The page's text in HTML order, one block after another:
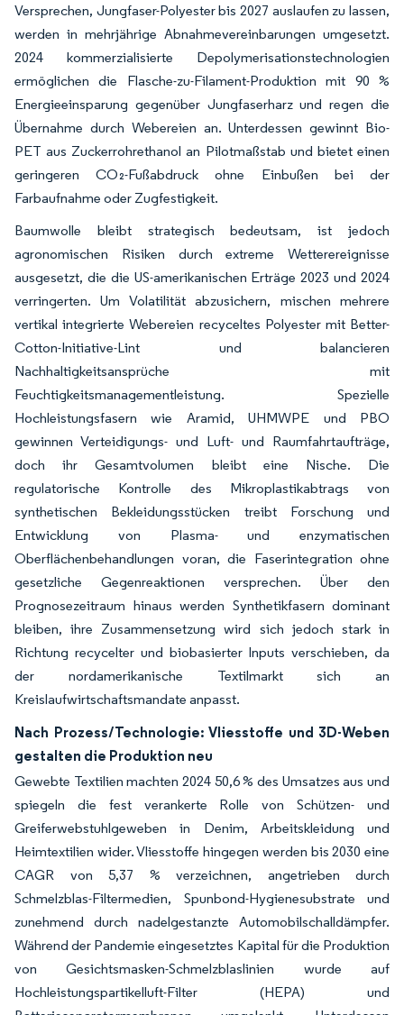
Versprechen, Jungfaser-Polyester bis 2027 auslaufen zu lassen,
werden in mehrjährige Abnahmevereinbarungen umgesetzt.
2024 kommerzialisierte Depolymerisationstechnologien
ermöglichen die Flasche-zu-Filament-Produktion mit 90 %
Energieeinsparung gegenüber Jungfaserharz und regen die
Übernahme durch Webereien an. Unterdessen gewinnt Bio-
PET aus Zuckerrohrethanol an Pilotmaßstab und bietet einen
geringeren CO₂-Fußabdruck ohne Einbußen bei der
Farbaufnahme oder Zugfestigkeit.
Baumwolle bleibt strategisch bedeutsam, ist jedoch
agronomischen Risiken durch extreme Wetterereignisse
ausgesetzt, die die US-amerikanischen Erträge 2023 und 2024
verringerten. Um Volatilität abzusichern, mischen mehrere
vertikal integrierte Webereien recyceltes Polyester mit Better-
Cotton-Initiative-Lint und balancieren
Nachhaltigkeitsansprüche mit
Feuchtigkeitsmanagementleistung. Spezielle
Hochleistungsfasern wie Aramid, UHMWPE und PBO
gewinnen Verteidigungs- und Luft- und Raumfahrtaufträge,
doch ihr Gesamtvolumen bleibt eine Nische. Die
regulatorische Kontrolle des Mikroplastikabtrags von
synthetischen Bekleidungsstücken treibt Forschung und
Entwicklung von Plasma- und enzymatischen
Oberflächenbehandlungen voran, die Faserintegration ohne
gesetzliche Gegenreaktionen versprechen. Über den
Prognosezeitraum hinaus werden Synthetikfasern dominant
bleiben, ihre Zusammensetzung wird sich jedoch stark in
Richtung recycelter und biobasierter Inputs verschieben, da
der nordamerikanische Textilmarkt sich an
Kreislaufwirtschaftsmandate anpasst.
Nach Prozess/Technologie: Vliesstoffe und 3D-Weben
gestalten die Produktion neu
Gewebte Textilien machten 2024 50,6 % des Umsatzes aus und
spiegeln die fest verankerte Rolle von Schützen- und
Greiferwebstuhlgeweben in Denim, Arbeitskleidung und
Heimtextilien wider. Vliesstoffe hingegen werden bis 2030 eine
CAGR von 5,37 % verzeichnen, angetrieben durch
Schmelzblas-Filtermedien, Spunbond-Hygienesubstrate und
zunehmend durch nadelgestanzte Automobilschalldämpfer.
Während der Pandemie eingesetztes Kapital für die Produktion
von Gesichtsmasken-Schmelzblaslinien wurde auf
Hochleistungspartikelluft-Filter (HEPA) und